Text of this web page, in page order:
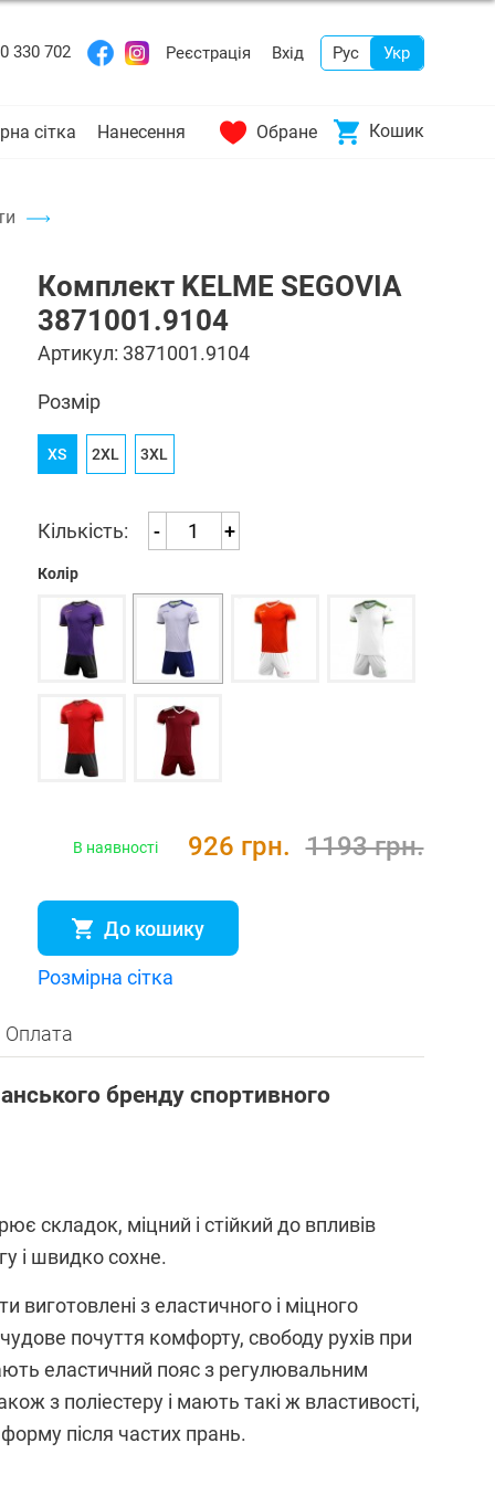
330 702 Реєстрація Вхід Рус Укр
сітка Нанесення Обране Кошик
Комплект KELME SEGOVIA
3871001.9104
Артикул: 3871001.9104
Розмір
XS 2XL 3XL
Кількість: - +
Колір
В наявності 926 грн. 1193 грн.
До кошику
Розмірна сітка
Оплата
бренду спортивного
складок, міцний і стійкий до впливів
і швидко сохне.
виготовлені з еластичного і міцного
почуття комфорту, свободу рухів при
еластичний пояс з регулювальним
з поліестеру і мають такі ж властивості,
після частих прань.